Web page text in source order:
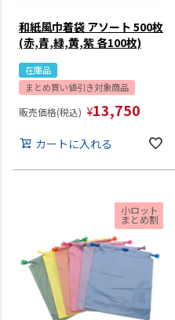
和紙風巾着袋 アソート 500枚
(赤,青,緑,黄,紫 各100枚)
在庫品
まとめ買い値引き対象商品
販売価格(税込) ¥13,750
カートに入れる